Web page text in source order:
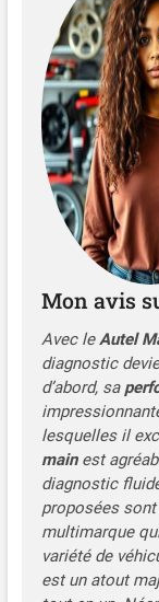
deux ans
à deux ans
inquiétez
nous
vous. 📢Ne
nault. 🥇🥇
Pro】Autel
clé est
réduisant
clé
PIN/CS),
clé
comprend
Contrôle
Services.
11.0 + 4G
MaxiIM
Android
🚀écran 7
Double
apporte un
Autel
Mon avis
Avec leAutel
diagnostic
d’abord, sa
lesquelles il
mainest
diagnostic
proposées sont
multimarque
variété de
est un atout